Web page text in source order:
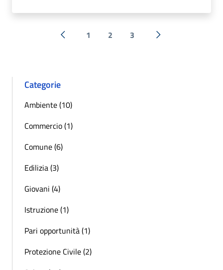
« Precedente
1 2 3 Successiva »
Categorie
Ambiente (10)
Commercio (1)
Comune (6)
Edilizia (3)
Giovani (4)
Istruzione (1)
Pari opportunità (1)
Protezione Civile (2)